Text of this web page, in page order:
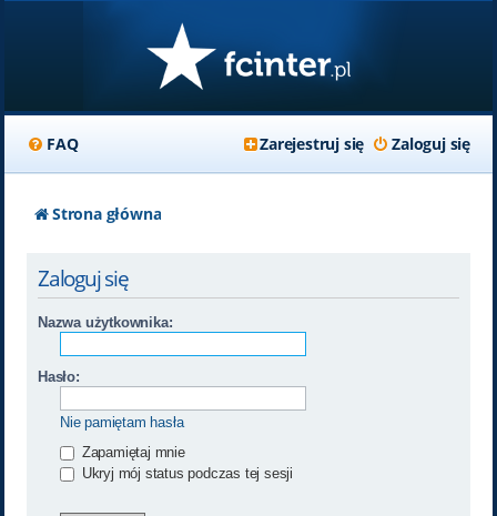
FAQ Zaloguj się
Zarejestruj się
Strona główna
Zaloguj się
Nazwa użytkownika:
Hasło:
Nie pamiętam hasła
Zapamiętaj mnie
Ukryj mój status podczas tej sesji